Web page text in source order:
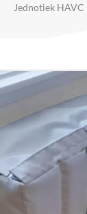
Jednotiek HAVC